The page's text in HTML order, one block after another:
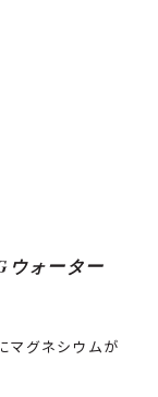
ウォーター
マグネシウムが